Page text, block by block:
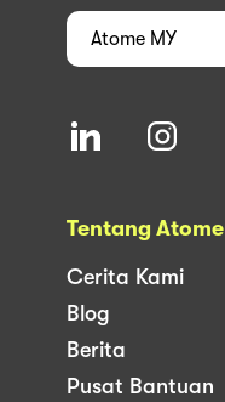
Atome MY
Tentang Atome
Cerita Kami
Blog
Berita
Pusat Bantuan